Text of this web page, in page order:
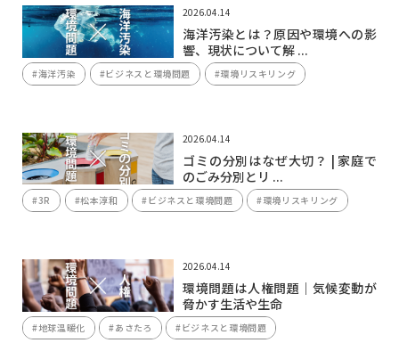
2026.04.14
海洋汚染とは？原因や環境への影
響、現状について解 ...
#海洋汚染 #ビジネスと環境問題 #環境リスキリング
2026.04.14
ゴミの分別はなぜ大切？ | 家庭で
のごみ分別とリ ...
#3R #松本淳和 #ビジネスと環境問題 #環境リスキリング
2026.04.14
環境問題は人権問題｜気候変動が
脅かす生活や生命
#地球温暖化 #あさたろ #ビジネスと環境問題